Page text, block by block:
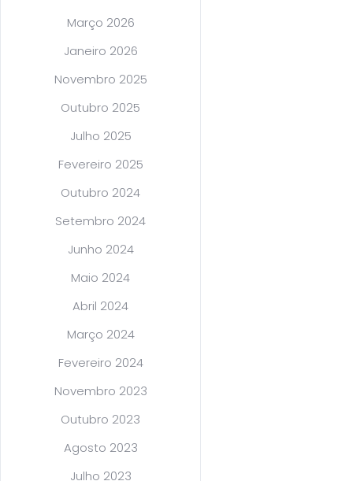
Março 2026
Janeiro 2026
Novembro 2025
Outubro 2025
Julho 2025
Fevereiro 2025
Outubro 2024
Setembro 2024
Junho 2024
Maio 2024
Abril 2024
Março 2024
Fevereiro 2024
Novembro 2023
Outubro 2023
Agosto 2023
Julho 2023